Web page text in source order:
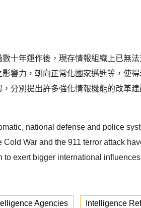
十年運作後，現存情報組織上已無
響力，朝向正常化國家邁進等，使
分別提出許多強化情報機能的改革
national defense and police
War and the 911 terror attack
exert bigger international
Agencies Intelligence